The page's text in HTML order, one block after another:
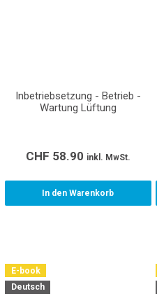
Inbetriebsetzung - Betrieb -
Wartung Lüftung
CHF 58.90 inkl. MwSt.
In den Warenkorb
E-book
Deutsch